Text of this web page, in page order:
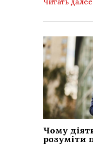
Чому
розуміти